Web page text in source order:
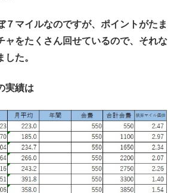
７マイルなのですが、ポイントがたま
ャをたくさん回せているので、それな
た。
実績は